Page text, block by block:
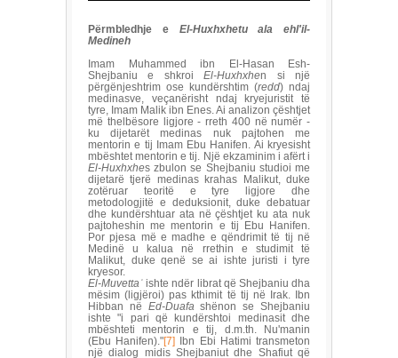
Përmbledhje e El-Huxhxhetu ala ehl'il-
Medineh
Imam Muhammed ibn El-Hasan Esh-
Shejbaniu e shkroiEl-Huxhxhen si një
përgënjeshtrim ose kundërshtim (redd) ndaj
medinasve, veçanërisht ndaj kryejuristit të
tyre, Imam Malik ibn Enes. Ai analizon çështjet
më thelbësore ligjore - rreth 400 në numër -
ku dijetarët medinas nuk pajtohen me
mentorin e tij Imam Ebu Hanifen. Ai kryesisht
mbështet mentorin e tij. Një ekzaminim i afërt i
El-Huxhxhes zbulon se Shejbaniu studioi me
dijetarë tjerë medinas krahas Malikut, duke
zotëruar teoritë e tyre ligjore dhe
metodologjitë e deduksionit, duke debatuar
dhe kundërshtuar ata në çështjet ku ata nuk
pajtoheshin me mentorin e tij Ebu Hanifen.
Por pjesa më e madhe e qëndrimit të tij në
Medinë u kalua në rrethin e studimit të
Malikut, duke qenë se ai ishte juristi i tyre
kryesor.
El-Muvetta ʾ ishte ndër librat që Shejbaniu dha
mësim (ligjëroi) pas kthimit të tij në Irak. Ibn
Hibban në Ed-Duafashënon se Shejbaniu
ishte "i pari që kundërshtoi medinasit dhe
mbështeti mentorin e tij, d.m.th. Nu'manin
(Ebu Hanifen)."[7] Ibn Ebi Hatimi transmeton
një dialog midis Shejbaniut dhe Shafiut që